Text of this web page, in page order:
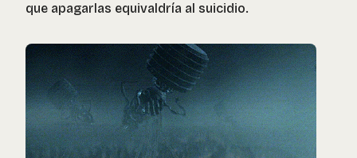
que apagarlas equivaldría al suicidio.